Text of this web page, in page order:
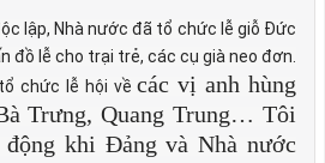
lập, Nhà nước đã tổ chức lễ giỗ Đức
đồ lễ cho trại trẻ, các cụ già neo đơn.
chức lễ hội vềcác vị anh hùng
Trưng, Quang Trung… Tôi
khi Đảng và Nhà nước